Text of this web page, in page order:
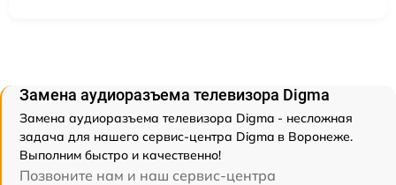
Замена аудиоразъема телевизора Digma
Замена аудиоразъема телевизора Digma - несложная
задача для нашего сервис-центра Digma в Воронеже.
Выполним быстро и качественно!
Позвоните нам и наш сервис-центра